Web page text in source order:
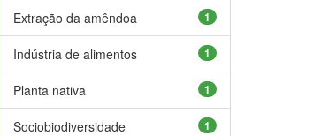
1
Extração da amêndoa
1
Indústria de alimentos
1
Planta nativa
1
Sociobiodiversidade